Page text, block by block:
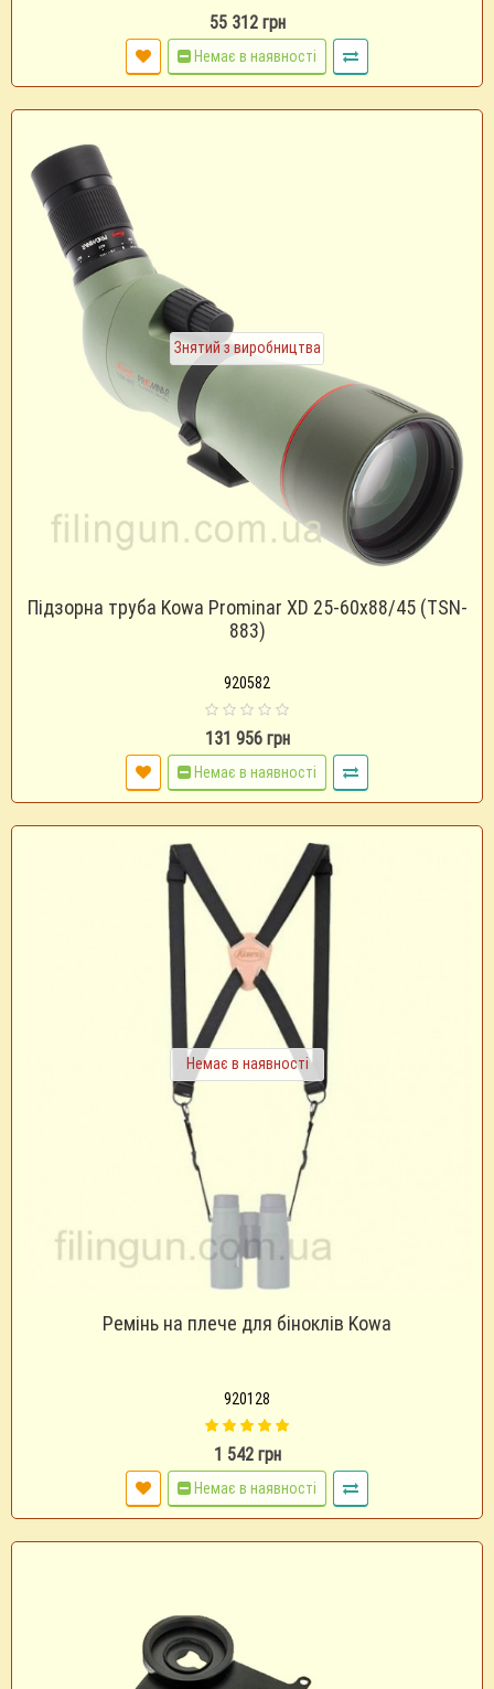
55 312 грн
Немає в наявності
Знятий з виробництва
Підзорна труба Kowa Prominar XD 25-60x88/45 (TSN-
883)
920582
131 956 грн
Немає в наявності
Немає в наявності
Ремінь на плече для біноклів Kowa
920128
1 542 грн
Немає в наявності